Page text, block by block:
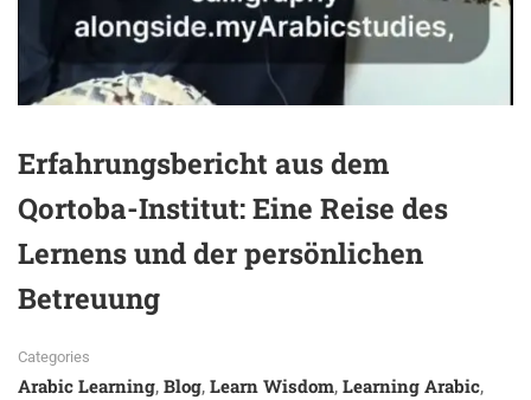
Erfahrungsbericht aus dem
Qortoba-Institut: Eine Reise des
Lernens und der persönlichen
Betreuung
Categories
Arabic Learning, Blog, Learn Wisdom, Learning Arabic,